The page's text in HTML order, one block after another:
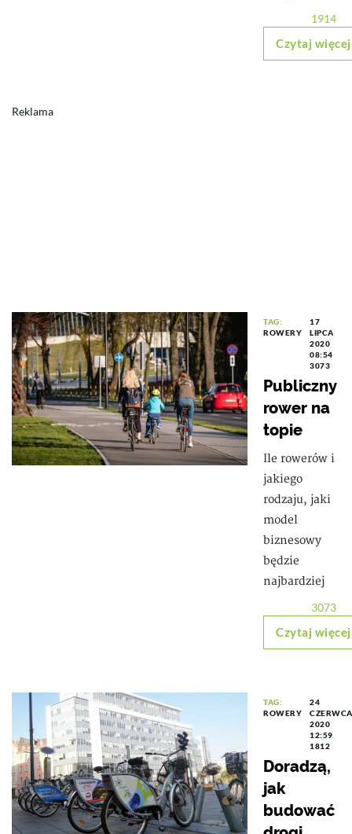
1914
Czytaj więcej
Reklama
TAG:
ROWERY
17
LIPCA
2020
08:54
3073
Publiczny
rower na
topie
Ile rowerów i
jakiego
rodzaju, jaki
model
biznesowy
będzie
najbardziej
3073
Czytaj więcej
TAG:
ROWERY
24
CZERWCA
2020
12:59
1812
Doradzą,
jak
budować